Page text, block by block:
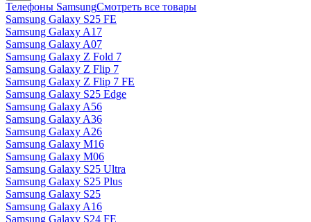
Телефоны SamsungСмотреть все товары
Samsung Galaxy S25 FE
Samsung Galaxy A17
Samsung Galaxy A07
Samsung Galaxy Z Fold 7
Samsung Galaxy Z Flip 7
Samsung Galaxy Z Flip 7 FE
Samsung Galaxy S25 Edge
Samsung Galaxy A56
Samsung Galaxy A36
Samsung Galaxy A26
Samsung Galaxy M16
Samsung Galaxy M06
Samsung Galaxy S25 Ultra
Samsung Galaxy S25 Plus
Samsung Galaxy S25
Samsung Galaxy A16
Samsung Galaxy S24 FE